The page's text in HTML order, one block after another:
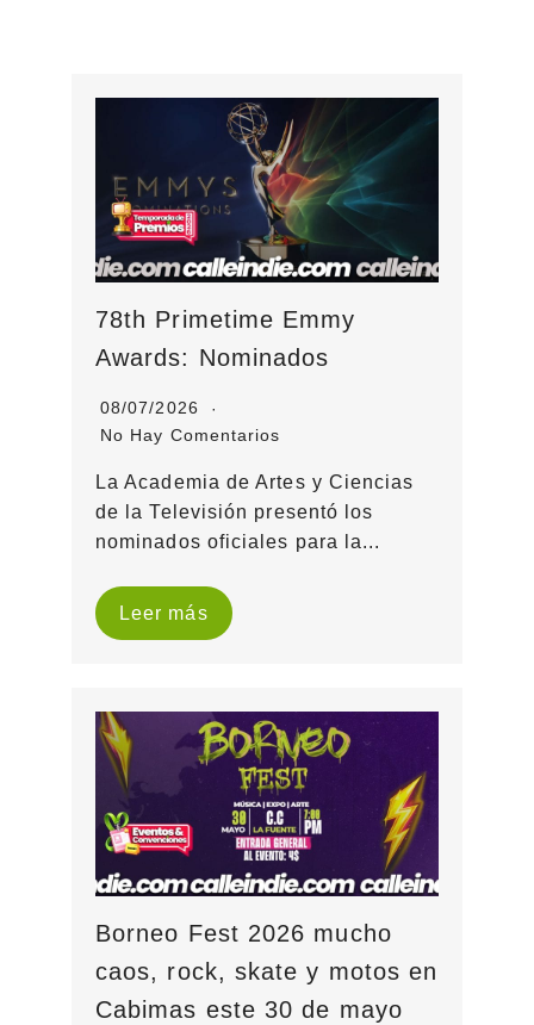
78th Primetime Emmy
Awards: Nominados
08/07/2026
No Hay Comentarios
La Academia de Artes y Ciencias
de la Televisión presentó los
nominados oficiales para la...
Leer más
Borneo Fest 2026 mucho
caos, rock, skate y motos en
Cabimas este 30 de mayo